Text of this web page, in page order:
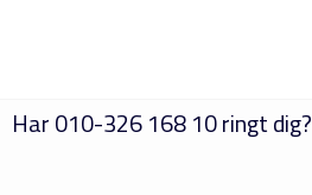
Har010-326 168 10ringt dig?